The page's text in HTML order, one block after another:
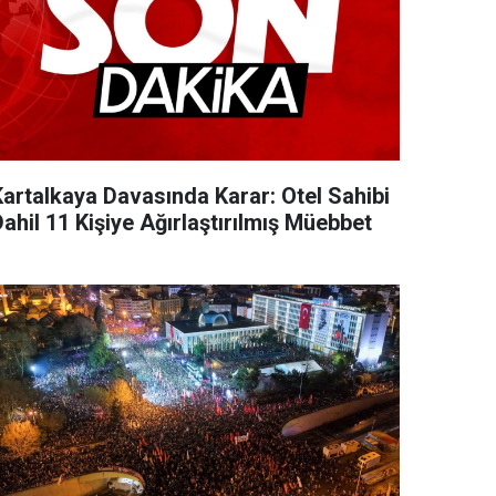
Davasında Karar: Otel Sahibi
11 Kişiye Ağırlaştırılmış Müebbet